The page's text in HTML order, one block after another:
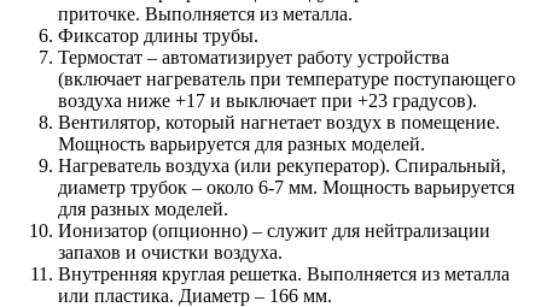
приточке. Выполняется из металла.
Фиксатор длины трубы.
Термостат – автоматизирует работу устройства
(включает нагреватель при температуре поступающего
воздуха ниже +17 и выключает при +23 градусов).
Вентилятор, который нагнетает воздух в помещение.
Мощность варьируется для разных моделей.
Нагреватель воздуха (или рекуператор). Спиральный,
диаметр трубок – около 6-7 мм. Мощность варьируется
для разных моделей.
Ионизатор (опционно) – служит для нейтрализации
запахов и очистки воздуха.
Внутренняя круглая решетка. Выполняется из металла
или пластика. Диаметр – 166 мм.